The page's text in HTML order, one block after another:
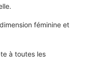
féminine et
à toutes les